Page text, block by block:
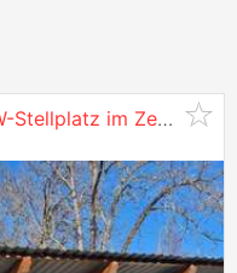
Provisionfrei: Überdachter PKW-Stellplatz im Zentrum von